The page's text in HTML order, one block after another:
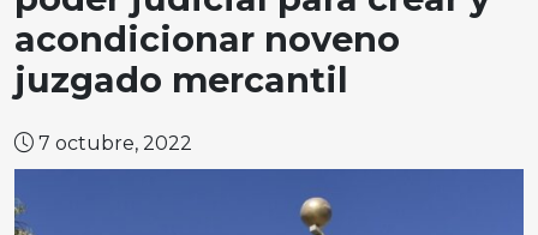
acondicionar noveno
juzgado mercantil
7 octubre, 2022